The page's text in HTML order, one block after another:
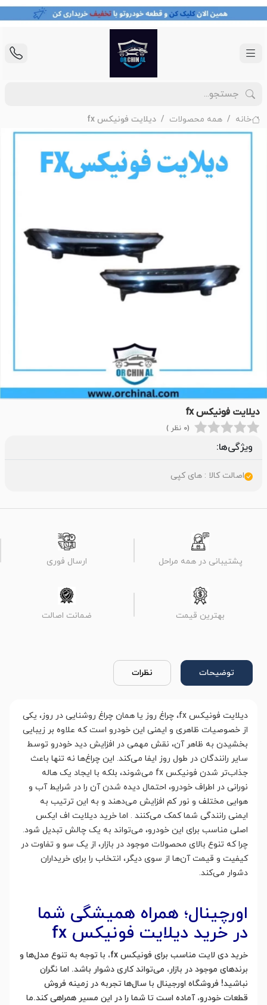
خانه همه محصولات دیلایت فونیکس fx
دیلایت فونیکس fx
(0 نظر )
ویژگی‌ها:
اصالت کالا : های کپی
پشتیبانی در همه مراحل ارسال فوری
بهترین قیمت ضمانت اصالت
توضیحات نظرات
دیلایت فونیکس fx، چراغ روز یا همان چراغ روشنایی در روز، یکی
از خصوصیات ظاهری و ایمنی این خودرو است که علاوه بر زیبایی
بخشیدن به ظاهر آن، نقش مهمی در افزایش دید خودرو توسط
سایر رانندگان در طول روز ایفا می‌کند. این چراغ‌ها نه تنها باعث
جذاب‌تر شدن فونیکس fx می‌شوند، بلکه با ایجاد یک هاله
نورانی در اطراف خودرو، احتمال دیده شدن آن را در شرایط آب و
هوایی مختلف و نور کم افزایش می‌دهند و به این ترتیب به
ایمنی رانندگی شما کمک می‌کنند . اما خرید دیلایت اف ایکس
اصلی مناسب برای این خودرو، می‌تواند به یک چالش تبدیل شود.
چرا که تنوع بالای محصولات موجود در بازار، از یک سو و تفاوت در
کیفیت و قیمت آن‌ها از سوی دیگر، انتخاب را برای خریداران
دشوار می‌کند.
اورچینال؛ همراه همیشگی شما
در خرید دیلایت فونیکس fx
خرید دی لایت مناسب برای فونیکس fx، با توجه به تنوع مدل‌ها و
برندهای موجود در بازار، می‌تواند کاری دشوار باشد. اما نگران
نباشید! فروشگاه اورجینال با سال‌ها تجربه در زمینه فروش
قطعات خودرو، آماده است تا شما را در این مسیر همراهی کند.ما